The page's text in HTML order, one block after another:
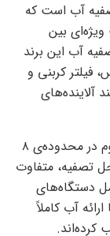
آب است که
بین
آب این برند
فیلتر کربنی و
آلاینده‌های
قیمت دستگاه‌های تصفیه آب خانگی آکواپرمیوم در محدوده‌ی ۸
تصفیه، متفاوت
دستگاه‌های
آب کاملاً
کرده‌اند.